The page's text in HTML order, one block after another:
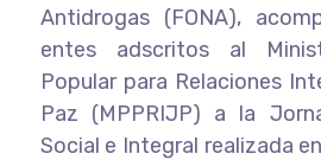
Antidrogas (FONA),
entes adscritos al
Popular para Relaciones
Paz (MPPRIJP) a la
Social e Integral realizada